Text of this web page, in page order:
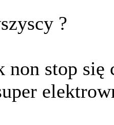
?
non stop się